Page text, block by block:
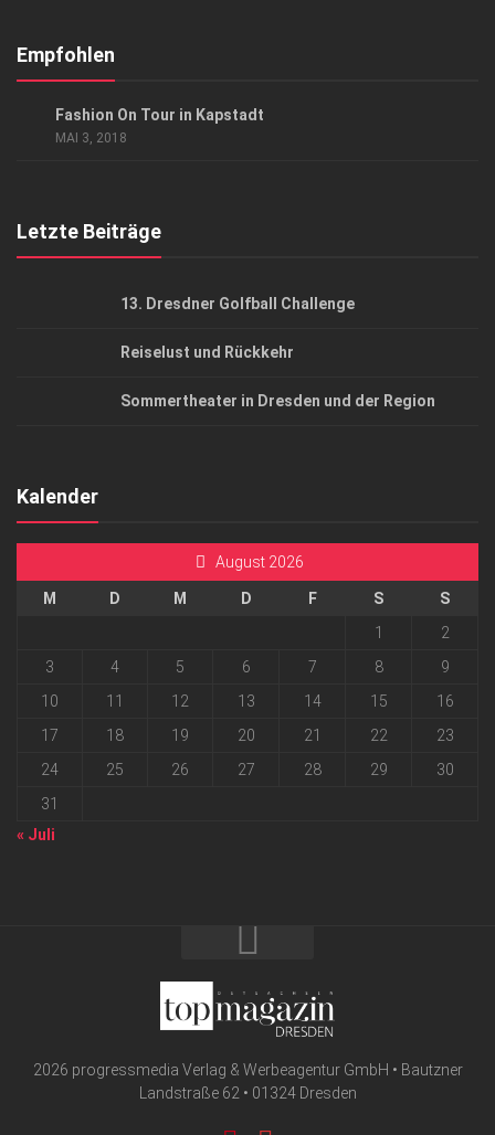
Kontakt, Impressum
Empfohlen
Fashion On Tour in Kapstadt
MAI 3, 2018
Letzte Beiträge
13. Dresdner Golfball Challenge
Reiselust und Rückkehr
Sommertheater in Dresden und der Region
Kalender
August 2026
M D M D F S
S
1
2
3
4 5 6 7 8
9
10
11 12 13 14 15
16
17
18 19 20 21 22
23
24
25 26 27 28 29
30
31
« Juli
2026 progressmedia Verlag & Werbeagentur GmbH • Bautzner
Landstraße 62 • 01324 Dresden